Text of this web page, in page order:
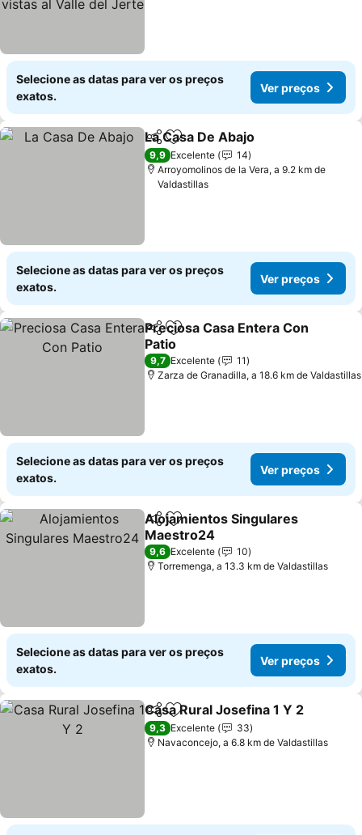
Selecione as datas para ver os preços
exatos.
Ver preços
PartilharAdicionar aos favoritos
La Casa De Abajo
9,9 Excelente
14
Arroyomolinos de la Vera, a 9.2 km de
Valdastillas
Selecione as datas para ver os preços
exatos.
Ver preços
PartilharAdicionar aos favoritos
Preciosa Casa Entera Con
Patio
9,7 Excelente
11
Zarza de Granadilla, a 18.6 km de Valdastillas
Selecione as datas para ver os preços
exatos.
Ver preços
PartilharAdicionar aos favoritos
Alojamientos Singulares
Maestro24
9,6 Excelente
10
Torremenga, a 13.3 km de Valdastillas
Selecione as datas para ver os preços
exatos.
Ver preços
PartilharAdicionar aos favoritos
Casa Rural Josefina 1 Y 2
9,3 Excelente
33
Navaconcejo, a 6.8 km de Valdastillas